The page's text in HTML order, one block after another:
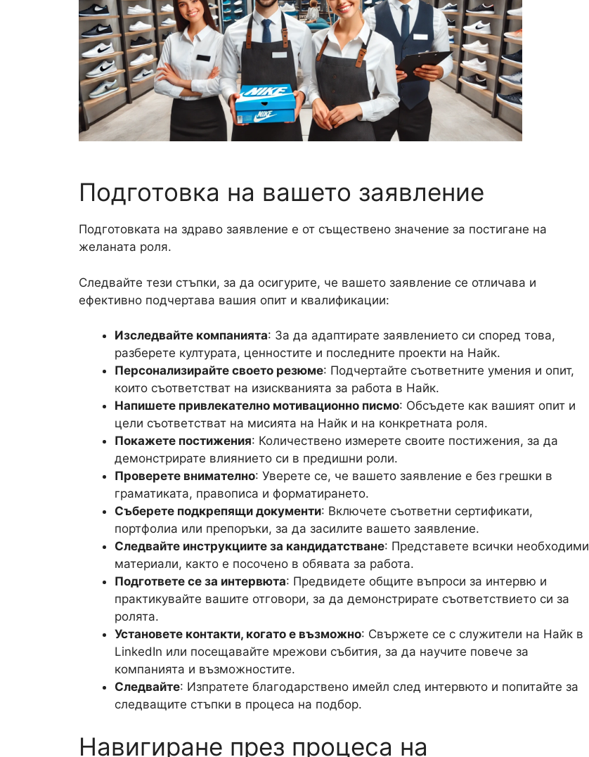
Подготовка на вашето заявление
Подготовката на здраво заявление е от съществено значение за постигане на
желаната роля.
Следвайте тези стъпки, за да осигурите, че вашето заявление се отличава и
ефективно подчертава вашия опит и квалификации:
Изследвайте компанията: За да адаптирате заявлението си според това,
разберете културата, ценностите и последните проекти на Найк.
Персонализирайте своето резюме: Подчертайте съответните умения и опит,
които съответстват на изискванията за работа в Найк.
Напишете привлекателно мотивационно писмо: Обсъдете как вашият опит и
цели съответстват на мисията на Найк и на конкретната роля.
Покажете постижения: Количествено измерете своите постижения, за да
демонстрирате влиянието си в предишни роли.
Проверете внимателно: Уверете се, че вашето заявление е без грешки в
граматиката, правописа и форматирането.
Съберете подкрепящи документи: Включете съответни сертификати,
портфолиа или препоръки, за да засилите вашето заявление.
Следвайте инструкциите за кандидатстване: Представете всички необходими
материали, както е посочено в обявата за работа.
Подгответе се за интервюта: Предвидете общите въпроси за интервю и
практикувайте вашите отговори, за да демонстрирате съответствието си за
ролята.
Установете контакти, когато е възможно: Свържете се с служители на Найк в
LinkedIn или посещавайте мрежови събития, за да научите повече за
компанията и възможностите.
Следвайте: Изпратете благодарствено имейл след интервюто и попитайте за
следващите стъпки в процеса на подбор.
Навигиране през процеса на